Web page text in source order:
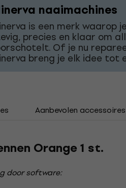
naaimachines
is een merk waarop
precies en klaar om
Of je nu
breng je elk idee tot
Aanbevolen accessoires
Orange 1 st.
door software: